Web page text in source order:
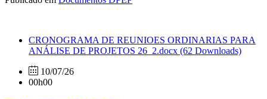
CRONOGRAMA DE REUNIOES ORDINARIAS PARA
ANÁLISE DE PROJETOS 26_2.docx (62 Downloads)
10/07/26
00h00